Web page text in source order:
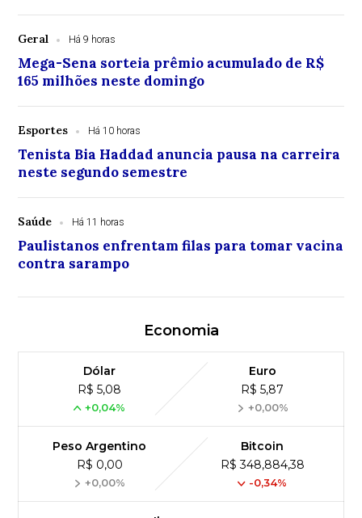
Geral Há 9 horas
Mega-Sena sorteia prêmio acumulado de R$
165 milhões neste domingo
Esportes Há 10 horas
Tenista Bia Haddad anuncia pausa na carreira
neste segundo semestre
Saúde Há 11 horas
Paulistanos enfrentam filas para tomar vacina
contra sarampo
Economia
Dólar
R$ 5,08
+0,04%
Euro
R$ 5,87
+0,00%
Peso Argentino
R$ 0,00
+0,00%
Bitcoin
R$ 348,884,38
-0,34%